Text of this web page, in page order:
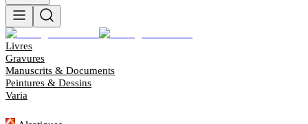
Livres
Gravures
Manuscrits & Documents
Peintures & Dessins
Varia